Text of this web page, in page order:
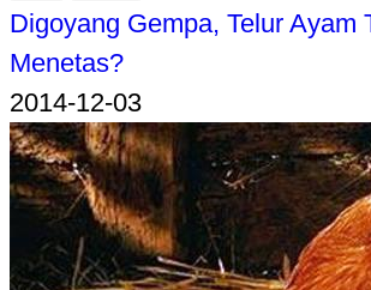
Digoyang Gempa, Telur Ayam
Menetas?
2014-12-03